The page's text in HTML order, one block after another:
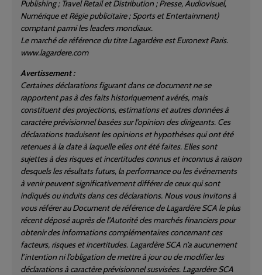
Publishing ; Travel Retail et Distribution ; Presse, Audiovisuel,
Numérique et Régie publicitaire ; Sports et Entertainment)
comptant parmi les leaders mondiaux.
Le marché de référence du titre Lagardère est Euronext Paris.
www.lagardere.com
Avertissement :
Certaines déclarations figurant dans ce document ne se
rapportent pas à des faits historiquement avérés, mais
constituent des projections, estimations et autres données à
caractère prévisionnel basées sur l’opinion des dirigeants. Ces
déclarations traduisent les opinions et hypothèses qui ont été
retenues à la date à laquelle elles ont été faites. Elles sont
sujettes à des risques et incertitudes connus et inconnus à raison
desquels les résultats futurs, la performance ou les événements
à venir peuvent significativement différer de ceux qui sont
indiqués ou induits dans ces déclarations. Nous vous invitons à
vous référer au Document de référence de Lagardère SCA le plus
récent déposé auprès de l’Autorité des marchés financiers pour
obtenir des informations complémentaires concernant ces
facteurs, risques et incertitudes. Lagardère SCA n’a aucunement
l’intention ni l’obligation de mettre à jour ou de modifier les
déclarations à caractère prévisionnel susvisées. Lagardère SCA